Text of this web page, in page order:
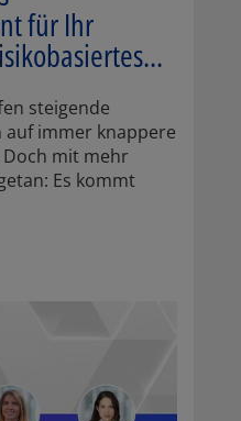
für Ihr
steigende
immer knappere
mit mehr
Es kommt